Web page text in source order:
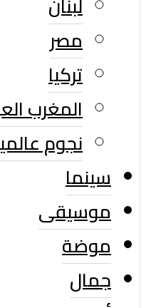
مصر
تركيا
المغرب
نجوم
سينما
موسيقى
موضة
جمال